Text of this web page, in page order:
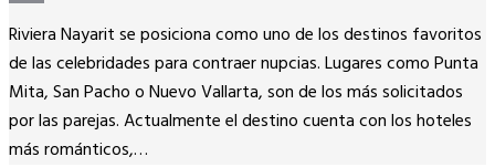
Copy
Link
Riviera Nayarit se posiciona como uno de los destinos favoritos
de las celebridades para contraer nupcias. Lugares como Punta
Mita, San Pacho o Nuevo Vallarta, son de los más solicitados
por las parejas. Actualmente el destino cuenta con los hoteles
más románticos,…